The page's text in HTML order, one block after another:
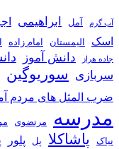
آب گرم آمل ابراهیمی
اسک الیمستان امام زاده
جاده هراز دانش آموز
سربازی
سوریوگین
ضرب المثل های مردم
مدرسه مرتضوی
نیاک پاشاکلا پل پلور